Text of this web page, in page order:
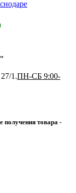
1.ПН-СБ 9:00-
е получения товара -